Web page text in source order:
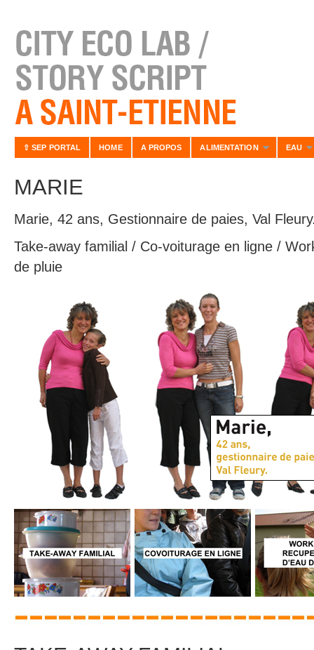
⇧ SEP PORTAL HOME A PROPOS ALIMENTATION EAU
MARIE
Marie, 42 ans, Gestionnaire de paies, Val
Take-away familial / Co-voiturage en ligne /
de pluie